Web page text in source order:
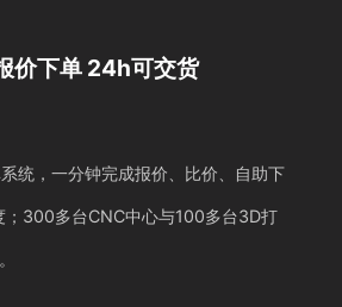
价下单 24h可交货
统，一分钟完成报价、比价、自助下
；300多台CNC中心与100多台3D打